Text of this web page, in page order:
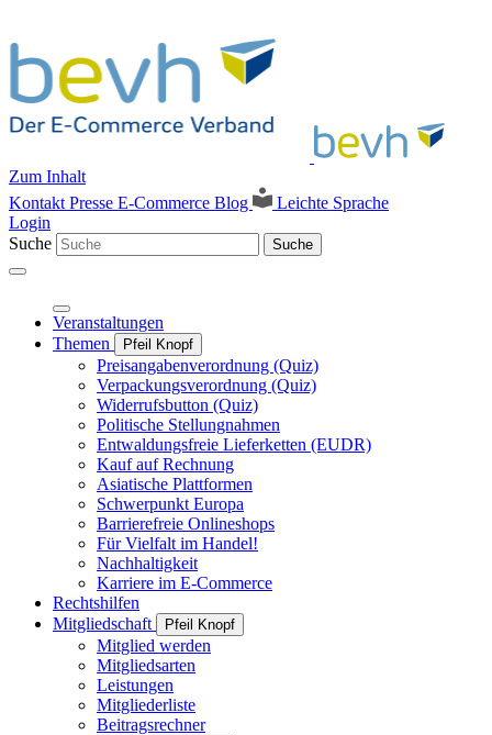
Zum Inhalt
Kontakt Presse E-Commerce Blog
Leichte Sprache
Login
Suche
Suche
Veranstaltungen
Themen
Pfeil Knopf
Preisangabenverordnung (Quiz)
Verpackungsverordnung (Quiz)
Widerrufsbutton (Quiz)
Politische Stellungnahmen
Entwaldungsfreie Lieferketten (EUDR)
Kauf auf Rechnung
Asiatische Plattformen
Schwerpunkt Europa
Barrierefreie Onlineshops
Für Vielfalt im Handel!
Nachhaltigkeit
Karriere im E-Commerce
Rechtshilfen
Mitgliedschaft
Pfeil Knopf
Mitglied werden
Mitgliedsarten
Leistungen
Mitgliederliste
Beitragsrechner